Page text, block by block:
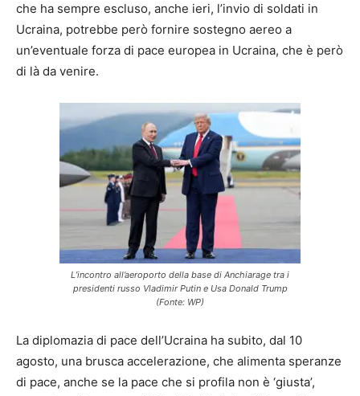
che ha sempre escluso, anche ieri, l’invio di soldati in
Ucraina, potrebbe però fornire sostegno aereo a
un’eventuale forza di pace europea in Ucraina, che è però
di là da venire.
L’incontro all’aeroporto della base di Anchiarage tra i
presidenti russo Vladimir Putin e Usa Donald Trump
(Fonte: WP)
La diplomazia di pace dell’Ucraina ha subito, dal 10
agosto, una brusca accelerazione, che alimenta speranze
di pace, anche se la pace che si profila non è ‘giusta’,